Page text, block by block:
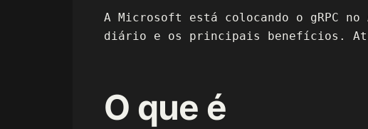
A Microsoft está colocando o gRPC
diário e os principais benefícios.
O que é